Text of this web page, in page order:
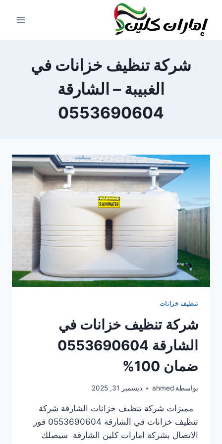
المحتوى
شركة تنظيف خزانات في
الغبيبة – الشارقة
0553690604
تنظيف خزانات
شركة تنظيف خزانات في
الشارقة 0553690604
ضمان 100%
بواسطة ahmed ديسمبر 31, 2025
مميزات شركة تنظيف خزانات الشارقة شركة
تنظيف خزانات في الشارقة 0553690604 فور
الاتصال بشركة امارات كلين الشارقة سيصلك